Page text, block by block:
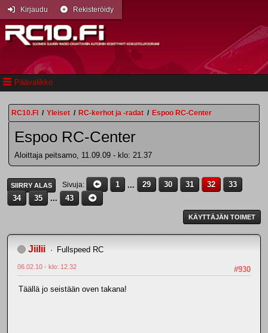
Päävalikko
Kirjaudu Rekisteröidy
RC10.FI / Yleiset / RC-kerhot ja -radat / Espoo RC-Center
Espoo RC-Center
Aloittaja peitsamo, 11.09.09 - klo: 21.37
SIIRRY ALAS Sivuja 1 ... 29 30 31 32
33
34
35 ... 43
KÄYTTÄJÄN TOIMET
JiiIii Fullspeed RC
#930
06.02.10 - klo: 12.32
Täällä jo seistään oven takana!